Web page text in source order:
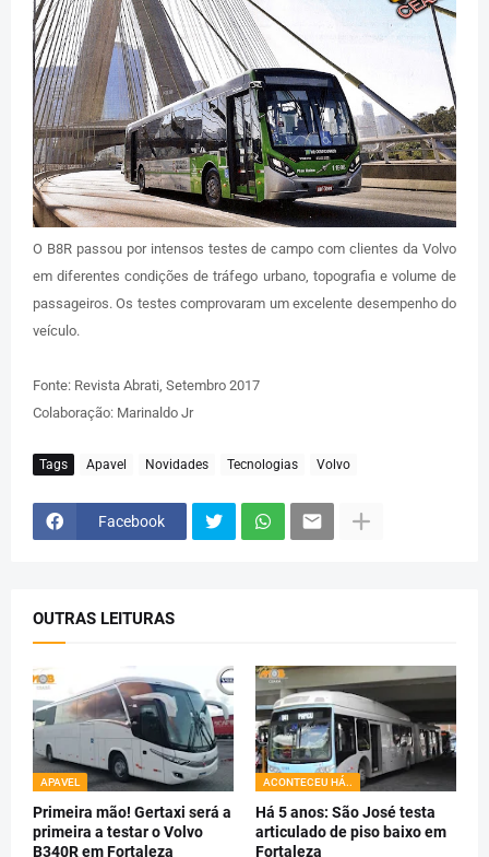
O B8R passou por intensos testes de campo com clientes da Volvo
em diferentes condições de tráfego urbano, topografia e volume de
passageiros. Os testes comprovaram um excelente desempenho do
veículo.
Fonte: Revista Abrati, Setembro 2017
Colaboração: Marinaldo Jr
Tags Apavel Novidades Tecnologias Volvo
Facebook
OUTRAS LEITURAS
APAVEL
Primeira mão! Gertaxi será a
primeira a testar o Volvo
B340R em Fortaleza
ACONTECEU HÁ..
Há 5 anos: São José testa
articulado de piso baixo em
Fortaleza